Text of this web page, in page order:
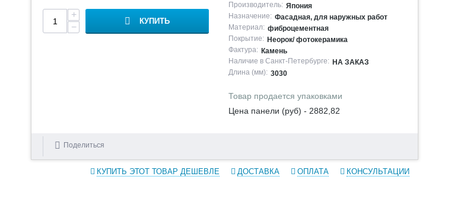
+
−
КУПИТЬ
Производитель: Япония
Назначение: Фасадная, для наружных работ
Материал: фиброцементная
Покрытие: Неорок/ фотокерамика
Фактура: Камень
Наличие в Санкт-Петербурге: НА ЗАКАЗ
Длина (мм): 3030
Товар продается упаковками
Цена панели (руб) - 2882,82
Поделиться
КУПИТЬ ЭТОТ ТОВАР ДЕШЕВЛЕ ДОСТАВКА ОПЛАТА КОНСУЛЬТАЦИИ